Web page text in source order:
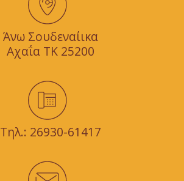
Άνω Σουδεναίικα
Αχαΐα TK 25200
Τηλ.: 26930-61417